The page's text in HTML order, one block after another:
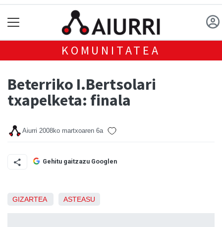
KOMUNITATEA
Beterriko I.Bertsolari
txapelketa: finala
Aiurri 2008ko martxoaren 6a
Gehitu gaitzazu Googlen
GIZARTEA ASTEASU